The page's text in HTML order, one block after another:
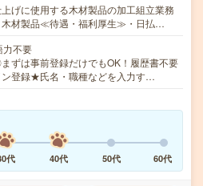
げに使用する木材製品の加工組立業務
木材製品≪待遇・福利厚生≫・日払…
力不要
ずは事前登録だけでもOK！履歴書不要
ン登録★氏名・職種などを入力す…
代 40代 50代 60代